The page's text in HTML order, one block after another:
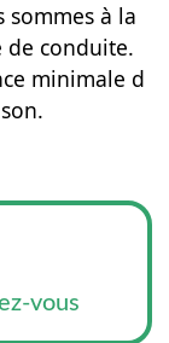
sommes à la
de conduite.
minimale d
vous